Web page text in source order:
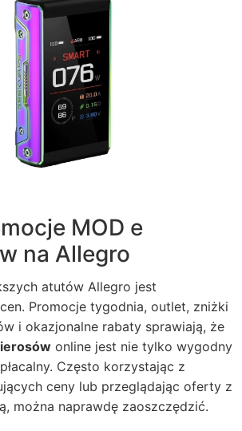
MOD e
na Allegro
atutów Allegro jest
Promocje tygodnia, outlet, zniżki
i okazjonalne rabaty sprawiają, że
online jest nie tylko wygodny
Często korzystając z
ceny lub przeglądając oferty z
można naprawdę zaoszczędzić.